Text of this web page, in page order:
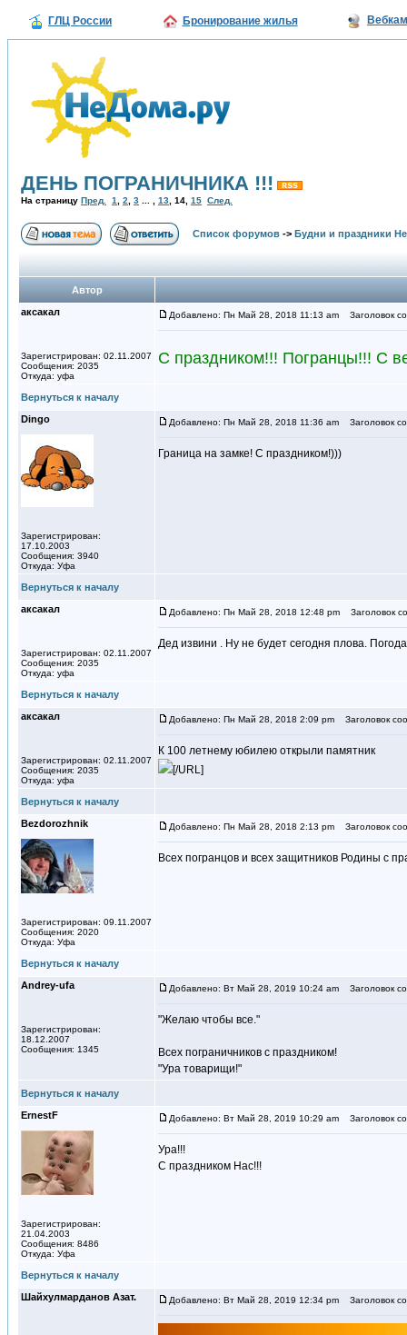
ГЛЦ России Бронирование жилья
ДЕНЬ ПОГРАНИЧНИКА !!!
На страницу Пред. 1 2 3 13 14 15 След.
Список форумов -> Будни и праздники
Автор
аксакал
Зарегистрирован: 02.11.2007
Сообщения: 2035
Откуда: уфа
Добавлено: Пн Май 28, 2018 11:13 am Заголовок
С праздником!!! Погранцы!!! С
Вернуться к началу
Dingo
Зарегистрирован:
17.10.2003
Сообщения: 3940
Откуда: Уфа
Добавлено: Пн Май 28, 2018 11:36 am Заголовок
Граница на замке! С праздником!)))
Вернуться к началу
аксакал
Зарегистрирован: 02.11.2007
Сообщения: 2035
Откуда: уфа
Добавлено: Пн Май 28, 2018 12:48 pm Заголовок
Дед извини . Ну не будет сегодня плова.
Вернуться к началу
аксакал
Зарегистрирован: 02.11.2007
Сообщения: 2035
Откуда: уфа
Добавлено: Пн Май 28, 2018 2:09 pm Заголовок
К 100 летнему юбилею открыли памятник
[/URL]
Вернуться к началу
Bezdorozhnik
Зарегистрирован: 09.11.2007
Сообщения: 2020
Откуда: Уфа
Добавлено: Пн Май 28, 2018 2:13 pm Заголовок
Всех погранцов и всех защитников Родины с
Вернуться к началу
Andrey-ufa
Зарегистрирован:
18.12.2007
Сообщения: 1345
Добавлено: Вт Май 28, 2019 10:24 am Заголовок
"Желаю чтобы все."
Всех пограничников с праздником!
"Ура товарищи!"
Вернуться к началу
ErnestF
Зарегистрирован:
21.04.2003
Сообщения: 8486
Откуда: Уфа
Добавлено: Вт Май 28, 2019 10:29 am Заголовок
Ура!!!
С праздником Нас!!!
Вернуться к началу
Шайхулмарданов Азат.
Добавлено: Вт Май 28, 2019 12:34 pm Заголовок